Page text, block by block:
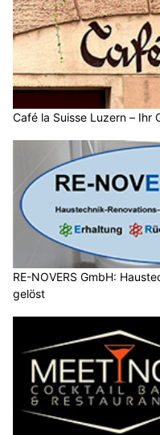
Café la Suisse Luzern – Ihr
RE-NOVERS GmbH:
gelöst